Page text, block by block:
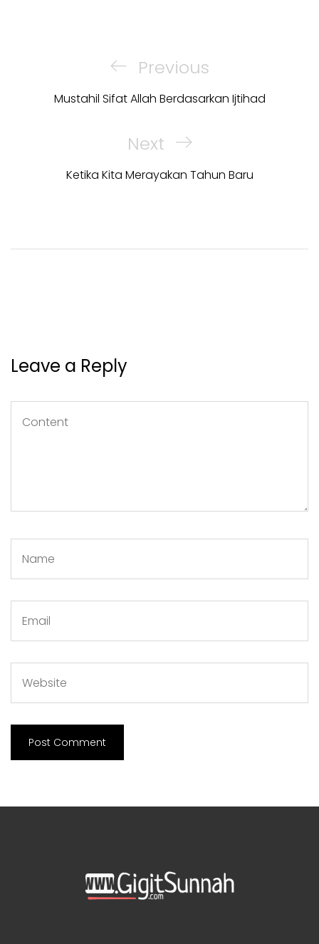
navigationPrevious
Post
Previous
Mustahil Sifat Allah Berdasarkan Ijtihad
Next
Post
Next
Ketika Kita Merayakan Tahun Baru
Leave a Reply